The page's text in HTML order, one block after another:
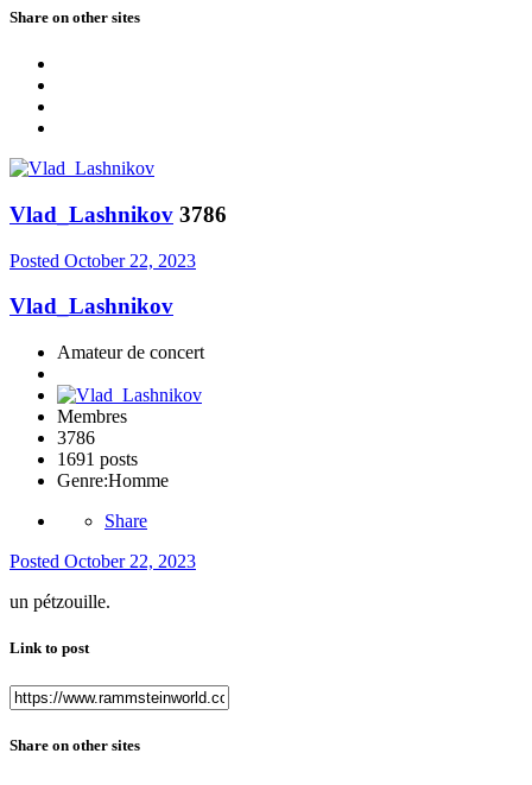
Share on other sites
Vlad_Lashnikov 3786
Posted October 22, 2023
Vlad_Lashnikov
Amateur de concert
Membres
3786
1691 posts
Genre:Homme
Share
Posted October 22, 2023
un pétzouille.
Link to post
Share on other sites